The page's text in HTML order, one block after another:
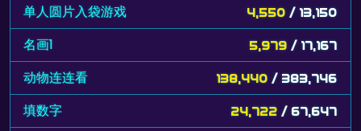
单人圆片入袋游戏 4,550 / 13,150
名画1 5,979 / 17,167
动物连连看 138,440 / 383,746
填数字 24,722 / 67,647